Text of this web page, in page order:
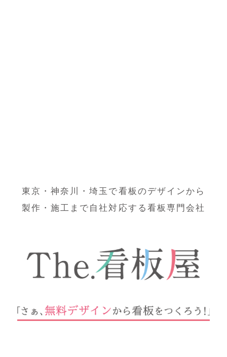
東京・神奈川・埼玉で看板のデザインから
製作・施工まで自社対応する看板専門会社